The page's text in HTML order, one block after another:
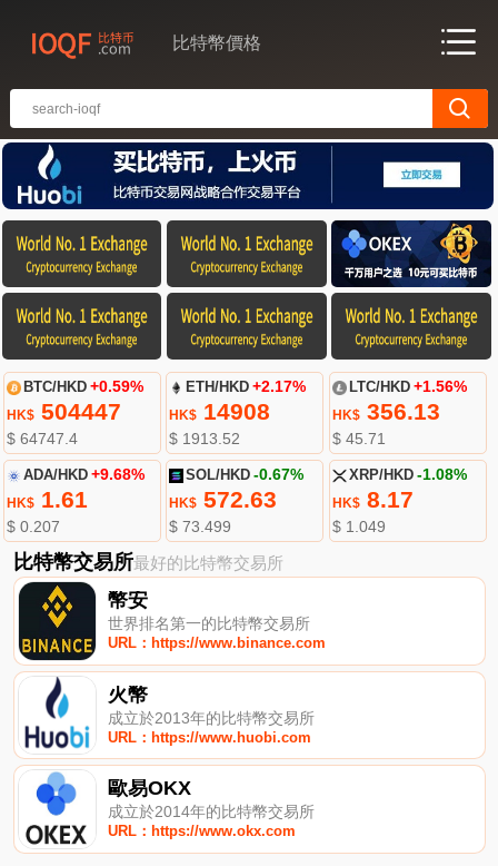
比特幣價格
BTC/HKD +0.59%
HK$504447
$ 64747.4
ETH/HKD +2.17%
HK$ 14908
$ 1913.52
LTC/HKD +1.56%
HK$356.13
$ 45.71
ADA/HKD +9.68%
HK$1.61
$ 0.207
SOL/HKD -0.67%
HK$ 572.63
$ 73.499
XRP/HKD -1.08%
HK$8.17
$ 1.049
比特幣交易所最好的比特幣交易所
幣安
世界排名第一的比特幣交易所
URL：https://www.binance.com
火幣
成立於2013年的比特幣交易所
URL：https://www.huobi.com
歐易OKX
成立於2014年的比特幣交易所
URL：https://www.okx.com